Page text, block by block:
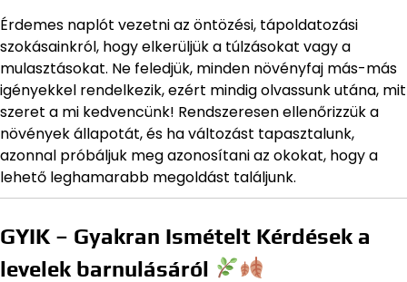
Érdemes naplót vezetni az öntözési, tápoldatozási
szokásainkról, hogy elkerüljük a túlzásokat vagy a
mulasztásokat. Ne feledjük, minden növényfaj más-más
igényekkel rendelkezik, ezért mindig olvassunk utána, mit
szeret a mi kedvencünk! Rendszeresen ellenőrizzük a
növények állapotát, és ha változást tapasztalunk,
azonnal próbáljuk meg azonosítani az okokat, hogy a
lehető leghamarabb megoldást találjunk.
GYIK – Gyakran Ismételt Kérdések a
levelek barnulásáról